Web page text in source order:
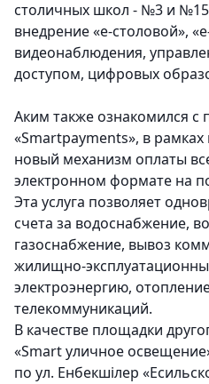
столичных школ - №3 и
внедрение «е-столовой»,
видеонаблюдения,
доступом, цифровых
Аким также ознакомился с
«Smartpayments», в
новый механизм оплаты
электронном формате на
Эта услуга позволяет
счета за водоснабжение,
газоснабжение, вывоз
жилищно-
электроэнергию,
телекоммуникаций.
В качестве площадки
«Smart уличное
по ул. Енбекшілер